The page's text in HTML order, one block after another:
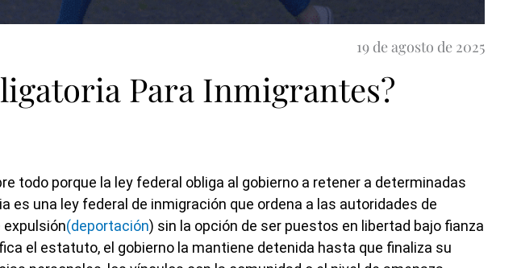
19 de agosto de 2025
Para Inmigrantes?
todo porque la ley federal obliga al gobierno a retener a determinadas
una ley federal de inmigración que ordena a las autoridades de
(deportación) sin la opción de ser puestos en libertad bajo fianza
el estatuto, el gobierno la mantiene detenida hasta que finaliza su